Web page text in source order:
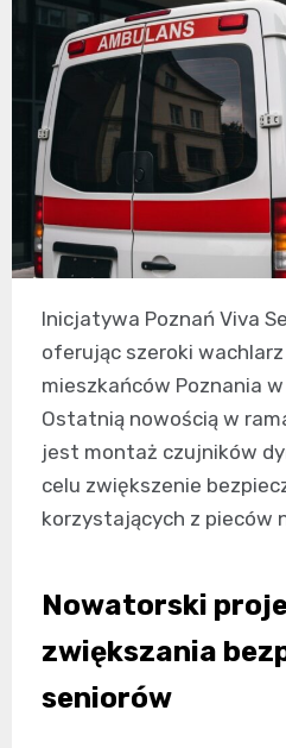
Inicjatywa Poznań Viva
oferując szeroki wachlarz
mieszkańców Poznania
Ostatnią nowością w
jest montaż czujników
celu zwiększenie
korzystających z pieców
Nowatorski
zwiększania
seniorów